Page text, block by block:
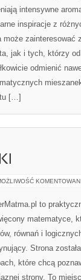
intensywne
inspiracje z
może zainteresować
jak i tych, którzy
odmienić
tu […]
to
matematyce,
równań i
Strona
które chcą
strony. To